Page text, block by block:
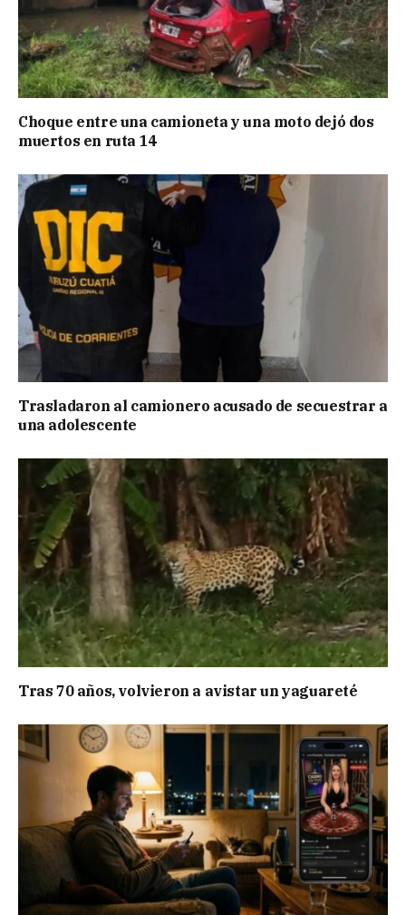
Choque entre una camioneta y una moto dejó dos
muertos en ruta 14
Trasladaron al camionero acusado de secuestrar a
una adolescente
Tras 70 años, volvieron a avistar un yaguareté